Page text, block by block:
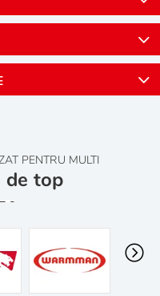
PENTRU MULTI
de top